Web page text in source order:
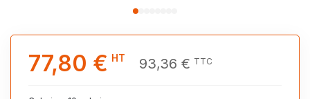
77,80 € HT 93,36 € TTC